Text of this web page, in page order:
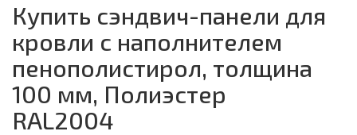
Купить сэндвич-панели для
кровли с наполнителем
пенополистирол, толщина
100 мм, Полиэстер
RAL2004